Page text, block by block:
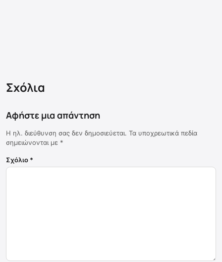
Σχόλια
Αφήστε μια απάντηση
Η ηλ. διεύθυνση σας δεν δημοσιεύεται. Τα υποχρεωτικά πεδία
σημειώνονται με *
Σχόλιο *